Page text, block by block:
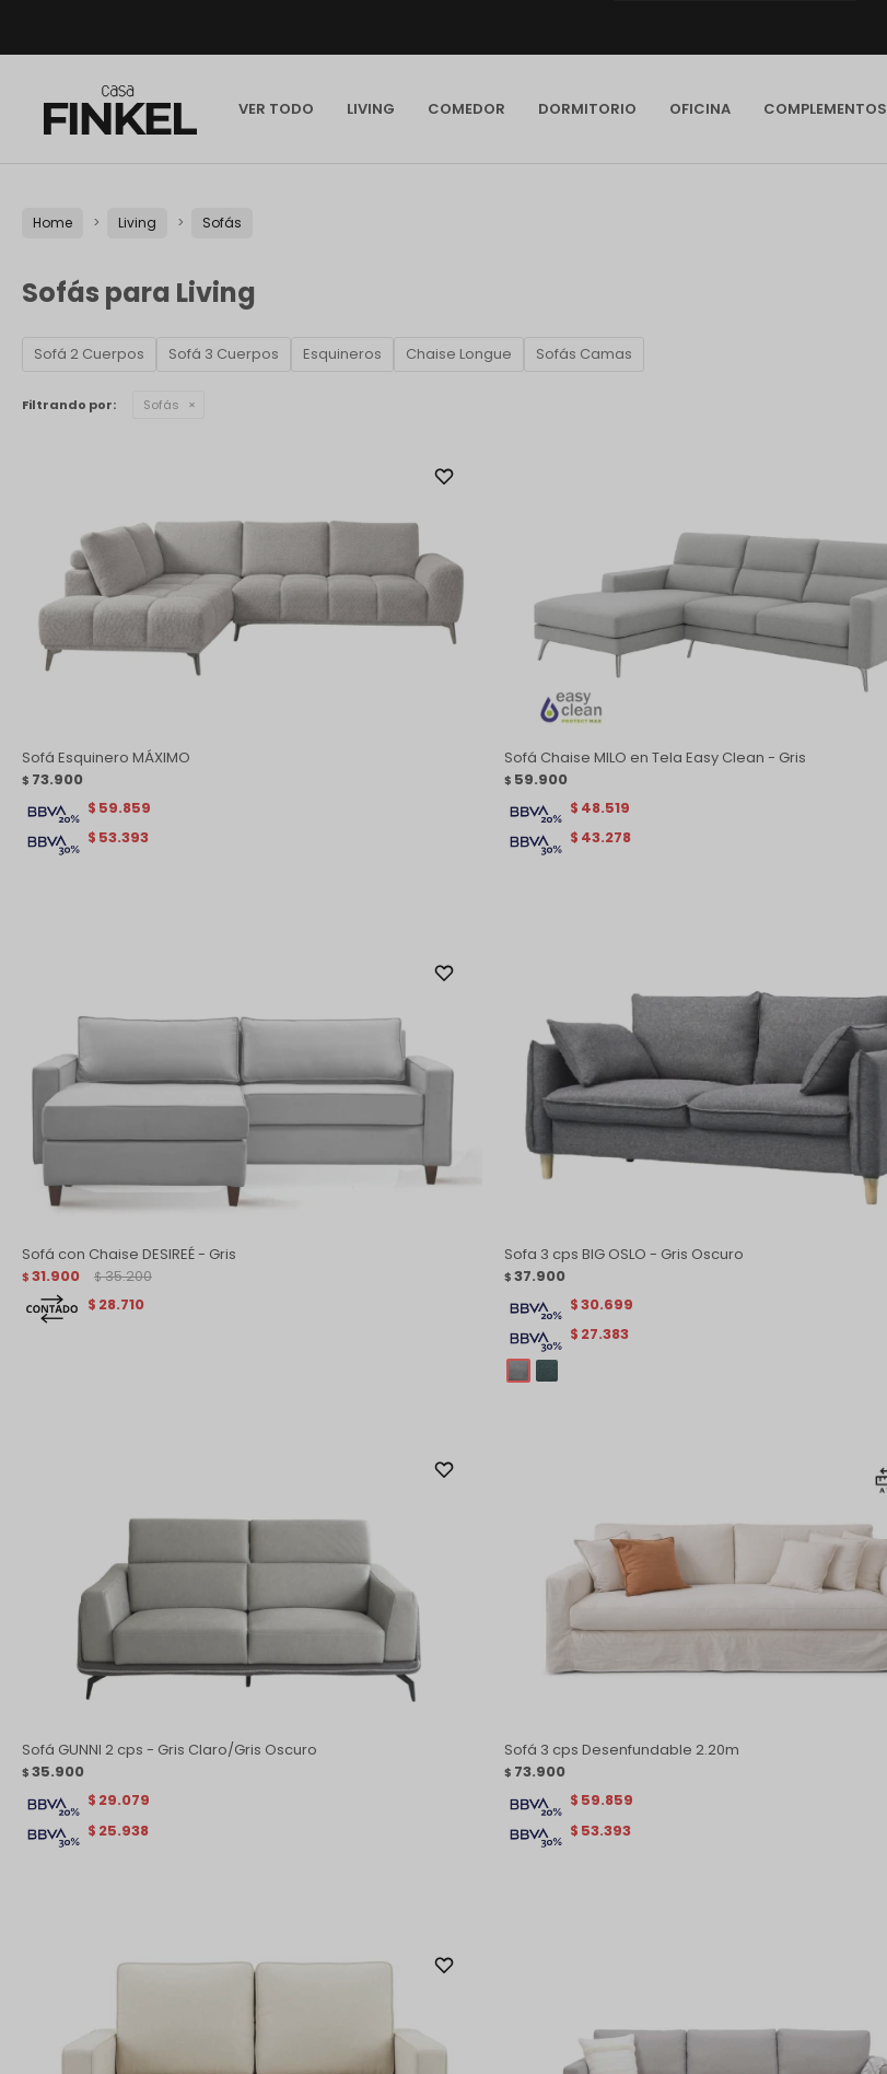
VER TODO LIVING COMEDOR DORMITORIO OFICINA COMPLEMENTOS
Home Living Sofás
Sofás para Living
Sofá 2 Cuerpos Sofá 3 Cuerpos Esquineros Chaise Longue Sofás Camas
Filtrando por: Sofás
Sofá Esquinero MÁXIMO
$ 73.900
$ 53.393
$ 59.859
Sofá Chaise MILO en Tela Easy Clean - Gris
$ 59.900
$ 43.278
$ 48.519
Sofá con Chaise DESIREÉ - Gris
$ 31.900 $ 35.200
$ 28.710
Sofa 3 cps BIG OSLO - Gris Oscuro
$ 37.900
$ 27.383
$ 30.699
Sofá GUNNI 2 cps - Gris Claro/Gris Oscuro
$ 35.900
$ 25.938
$ 29.079
Sofá 3 cps Desenfundable 2.20m
$ 73.900
$ 53.393
$ 59.859